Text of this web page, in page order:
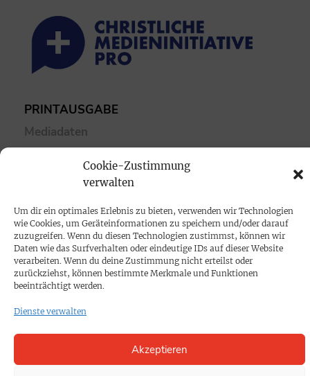
Cookie-Zustimmung
verwalten
Um dir ein optimales Erlebnis zu bieten, verwenden wir Technologien
wie Cookies, um Geräteinformationen zu speichern und/oder darauf
zuzugreifen. Wenn du diesen Technologien zustimmst, können wir
Daten wie das Surfverhalten oder eindeutige IDs auf dieser Website
verarbeiten. Wenn du deine Zustimmung nicht erteilst oder
zurückziehst, können bestimmte Merkmale und Funktionen
beeinträchtigt werden.
Dienste verwalten
Akzeptieren
PRINTAUSGABE
Mediadaten
PROKOMPAKT
SPENDEN
Datenschutz
KONTAKT
Cookie-Richtlinie